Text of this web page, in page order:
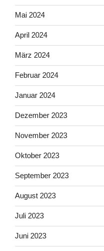
Mai 2024
April 2024
März 2024
Februar 2024
Januar 2024
Dezember 2023
November 2023
Oktober 2023
September 2023
August 2023
Juli 2023
Juni 2023